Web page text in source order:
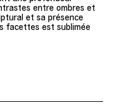
entre ombres et
et sa présence
facettes est sublimée